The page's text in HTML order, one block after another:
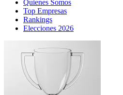
Quienes Somos
Top Empresas
Rankings
Elecciones 2026